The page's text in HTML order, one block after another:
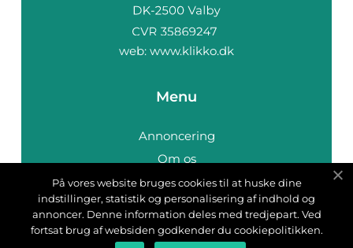
web: www.klikko.dk
Menu
Annoncering
Om os
Cookies
Kontakt os
Sitemap
På vores website bruges cookies til at huske dine
indstillinger, statistik og personalisering af indhold og
annoncer. Denne information deles med tredjepart. Ved
fortsat brug af websiden godkender du cookiepolitikken.